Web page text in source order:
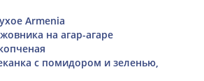
Armenia
на агар-агаре
с помидором и зеленью,